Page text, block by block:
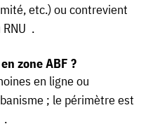
etc.) ou contrevient
RNU .
zone ABF ?
en ligne ou
; le périmètre est
.